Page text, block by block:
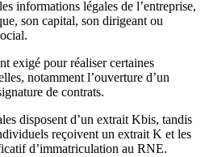
informations légales de l’entreprise,
son capital, son dirigeant ou
exigé pour réaliser certaines
notamment l’ouverture d’un
de contrats.
disposent d’un extrait Kbis, tandis
reçoivent un extrait K et les
d’immatriculation au RNE.